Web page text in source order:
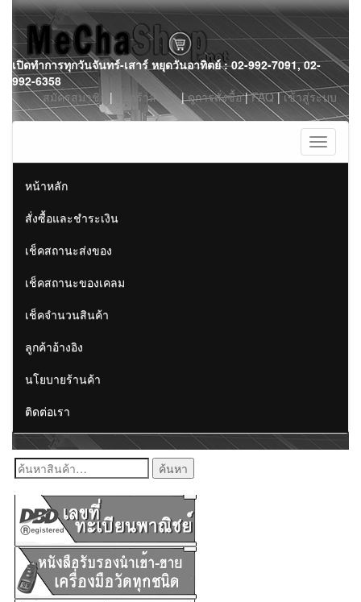
Skip
to
content
เปิดทำการทุกวันจันทร์-เสาร์ หยุดวันอาทิตย์ : 02-992-7091, 02-
992-6358
สมัครสมาชิก | ตะกร้าสินค้า|ดูการสั่งซื้อ|FAQ|เข้าสู่ระบบ
Toggle
หน้าหลัก
สั่งซื้อและชำระเงิน
เช็คสถานะส่งของ
เช็คสถานะของเคลม
เช็คจำนวนสินค้า
ลูกค้าอ้างอิง
นโยบายร้านค้า
ติดต่อเรา
ค้นหา: